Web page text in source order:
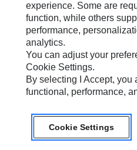
Mapa Del Sitio
Cookie Settings
Aviso Legal
Privacidad
Europe-Spanish© 2026 Caterpillar.
experience. Some are
function, while others
performance,
analytics.
You can adjust your
Cookie Settings.
By selecting I Accept, you
functional, performance,
Cookie Settings